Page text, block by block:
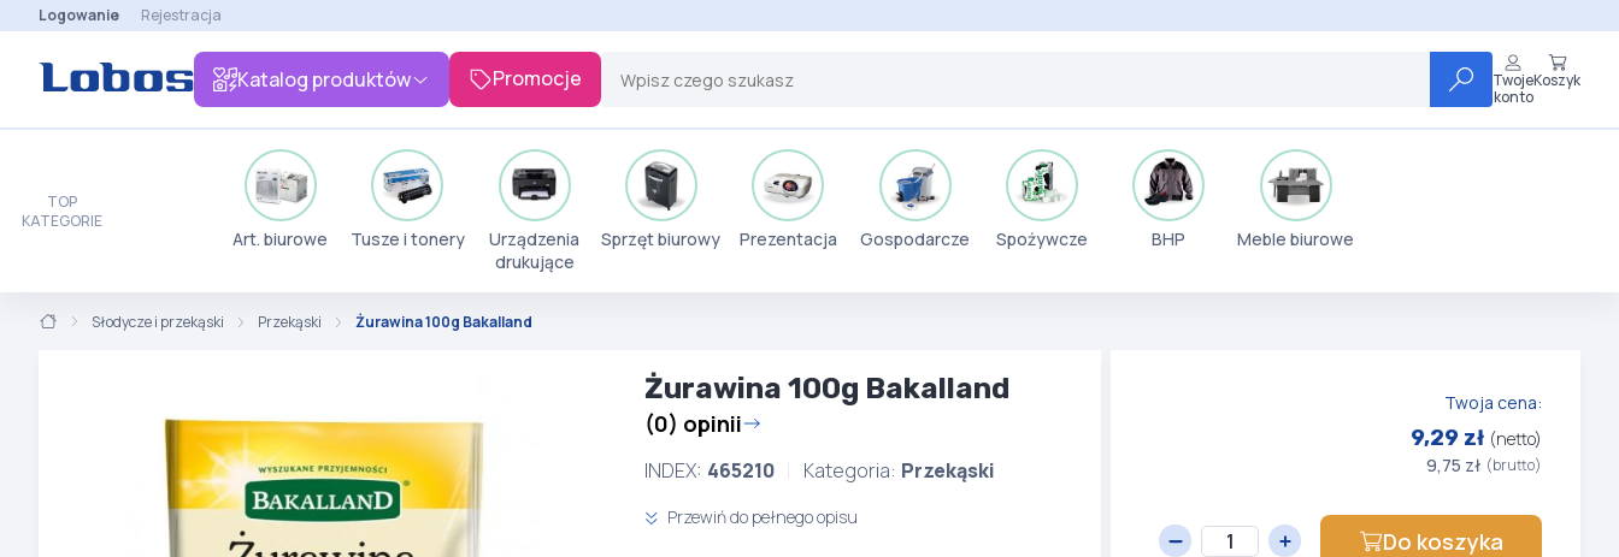
Logowanie Rejestracja
Katalog produktów Promocje
Twoje
konto
Koszyk
TOP
KATEGORIE
Art. biurowe Tusze i tonery
Urządzenia
drukujące
Sprzęt biurowy Prezentacja Gospodarcze Spożywcze BHP Meble biurowe
Słodycze i przekąski Przekąski Żurawina 100g Bakalland
Żurawina 100g Bakalland
(0) opinii
INDEX: 465210 Kategoria: Przekąski
Przewiń do pełnego opisu
Twoja cena:
9,29 zł (netto)
9,75 zł (brutto)
Do koszyka